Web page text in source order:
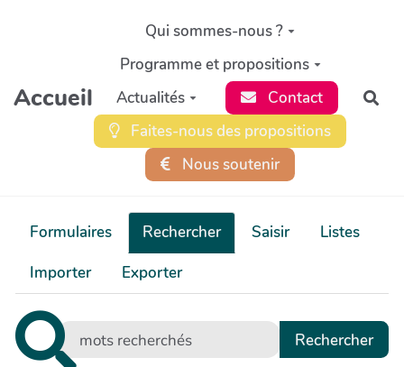
Aller au contenu principal
Accueil
Qui sommes-nous ?
Programme et propositions
Actualités
Contact
Faites-nous des propositions
Nous soutenir
Formulaires Rechercher Saisir
Listes
Importer
Exporter